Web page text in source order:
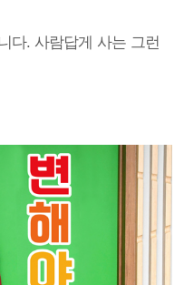
다. 사람답게 사는 그런